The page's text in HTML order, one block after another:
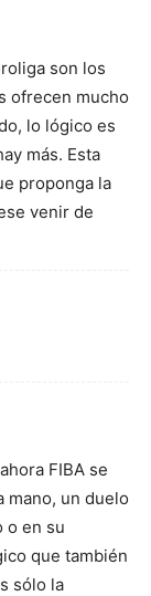
son los
ofrecen mucho
lo lógico es
más. Esta
proponga la
venir de
FIBA se
mano, un duelo
o en su
que también
sólo la